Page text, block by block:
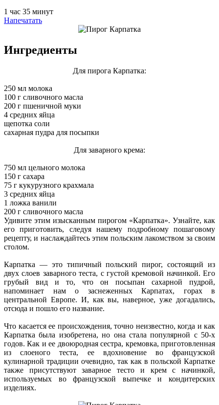
1 час 35 минут
Напечатать
Ингредиенты
Для пирога Карпатка:
250 мл молока
100 г сливочного масла
200 г пшеничной муки
4 средних яйца
щепотка соли
сахарная пудра для посыпки
Для заварного крема:
750 мл цельного молока
150 г сахара
75 г кукурузного крахмала
3 средних яйца
1 ложка ванили
200 г сливочного масла
Удивите этим изысканным пирогом «Карпатка». Узнайте, как
его приготовить, следуя нашему подробному пошаговому
рецепту, и наслаждайтесь этим польским лакомством за своим
столом.
Карпатка — это типичный польский пирог, состоящий из
двух слоев заварного теста, с густой кремовой начинкой. Его
грубый вид и то, что он посыпан сахарной пудрой,
напоминает нам о заснеженных Карпатах, горах в
центральной Европе. И, как вы, наверное, уже догадались,
отсюда и пошло его название.
Что касается ее происхождения, точно неизвестно, когда и как
Карпатка была изобретена, но она стала популярной с 50-х
годов. Как и ее двоюродная сестра, кремовка, приготовленная
из слоеного теста, ее вдохновение во французской
кулинарной традиции очевидно, так как в польской Карпатке
также присутствуют заварное тесто и крем с начинкой,
используемых во французской выпечке и кондитерских
изделиях.